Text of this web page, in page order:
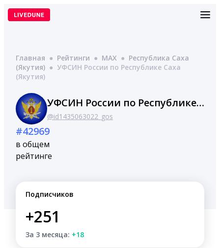
Перейти
Главная ● Рейтинги ● MAX ● Республика Саха
(Якутия) ● УФСИН России по Республике Саха
(Якутия)
УФСИН России по Республике Саха (Якутия)
@id1435063022_gos
#42969
в общем
рейтинге
Подписчиков
+251
За 3 месяца: +18